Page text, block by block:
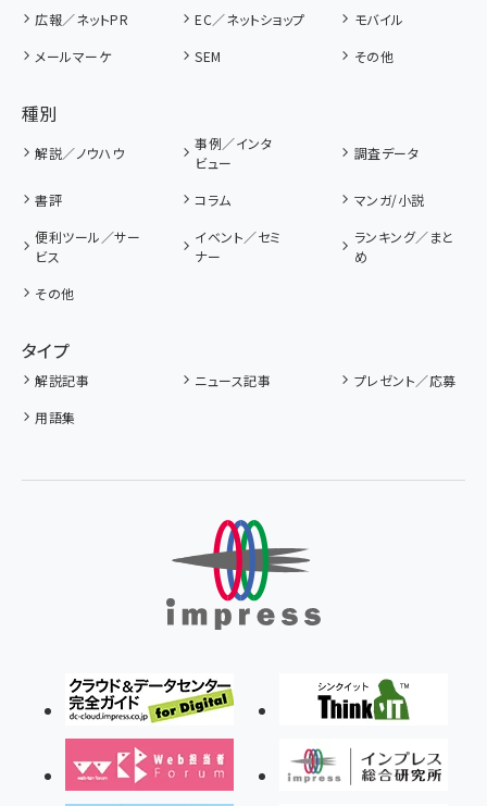
広報／ネットPR
EC／ネットショップ
モバイル
メールマーケ
SEM その他
種別
解説／ノウハウ
事例／インタ
ビュー
調査データ
書評 コラム
マンガ/小説
便利ツール／サー
ビス
イベント／セミ
ナー
ランキング／まと
め
その他
タイプ
解説記事 ニュース記事
プレゼント／応募
用語集